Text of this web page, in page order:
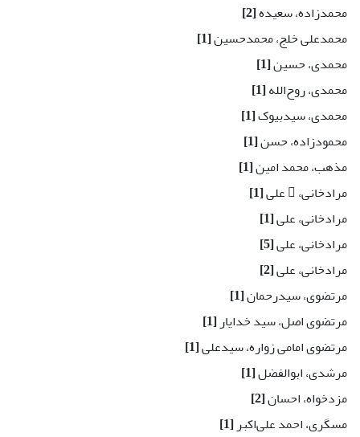
محمدزاده، سعیده[2]
محمد‌علی خلج، محمدحسین[1]
محمدی، حسین[1]
محمدی، روح‌الله[1]
محمدی، سیدبیوک[1]
محمودزاده، حسن[1]
مذهب، محمد امین[1]
مرادخانی،  علی
[1]
مرادخانی، علی[1]
مرادخانی، علی[5]
مرادخانی، علی[2]
مرتضوی، سید‌رحمان[1]
مرتضوی اصل، سید خدایار[1]
مرتضوی امامی زواره، سیدعلی[1]
مرشدی، ابوالفضل[1]
مزدخواه، احسان[2]
مسگری، احمد علی‌اکبر[1]